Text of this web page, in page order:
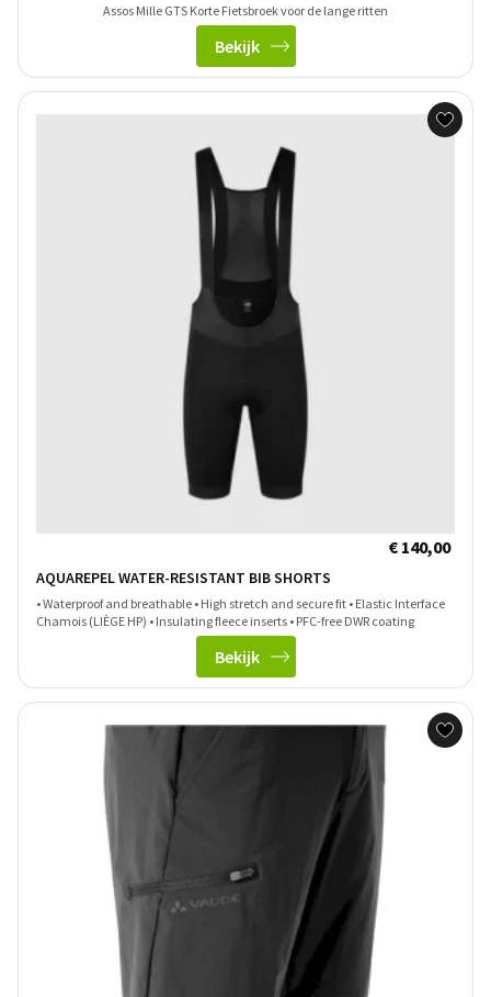
Assos Mille GTS Korte Fietsbroek voor de lange ritten
Bekijk
€ 140,00
AQUAREPEL WATER-RESISTANT BIB SHORTS
• Waterproof and breathable • High stretch and secure fit • Elastic Interface
Chamois (LIÈGE HP) • Insulating fleece inserts • PFC-free DWR coating
Bekijk